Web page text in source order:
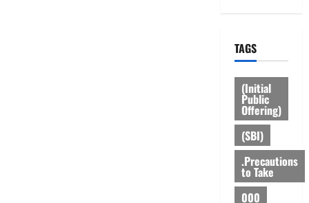
TAGS
(Initial
Public
Offering)
(SBI)
.Precautions
to Take
000